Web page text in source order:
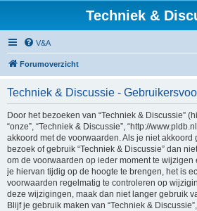
Techniek &
V&A
Forumoverzicht
Techniek & Discussie -
Door het bezoeken van “Techniek & Discussie”
“onze”, “Techniek & Discussie”, “http://
akkoord met de voorwaarden. Als je niet akkoord
bezoek of gebruik “Techniek & Discussie” dan
om de voorwaarden op ieder moment te
je hiervan tijdig op de hoogte te brengen, het is
voorwaarden regelmatig te controleren op
deze wijzigingen, maak dan niet langer gebruik
Blijf je gebruik maken van “Techniek &